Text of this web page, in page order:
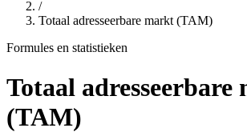
/
Totaal adresseerbare markt (TAM)
Formules en statistieken
Totaal adresseerbare
(TAM)